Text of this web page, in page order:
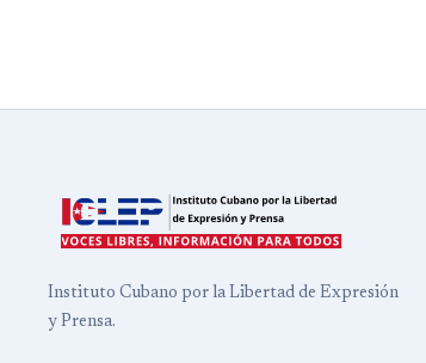
Instituto Cubano por la Libertad de Expresión
y Prensa.